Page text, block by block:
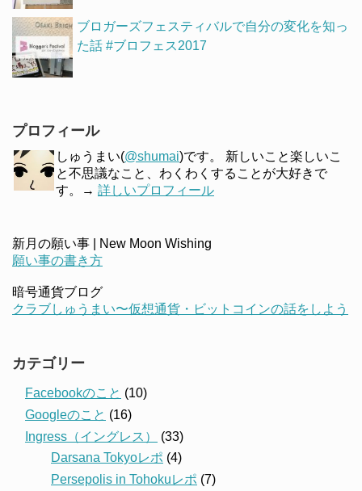
ブロガーズフェスティバルで自分の変化を知っ
た話 #ブロフェス2017
プロフィール
しゅうまい(@shumai)です。 新しいこと楽しいこ
と不思議なこと、わくわくすることが大好きで
す。→ 詳しいプロフィール
新月の願い事 | New Moon Wishing
願い事の書き方
暗号通貨ブログ
クラブしゅうまい〜仮想通貨・ビットコインの話をしよう
カテゴリー
Facebookのこと (10)
Googleのこと (16)
Ingress（イングレス）
(33)
Darsana Tokyoレポ (4)
Persepolis in Tohokuレポ (7)